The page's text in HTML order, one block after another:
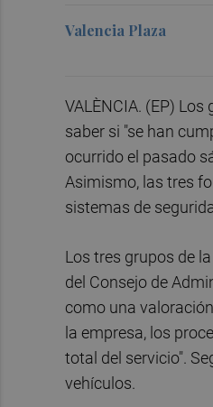
Valencia Plaza
VALÈNCIA. (EP)
saber si "se han
ocurrido el pasado
Asimismo, las tres
sistemas de
Los tres grupos de
del Consejo de
como una
la empresa, los
total del servicio".
vehículos.